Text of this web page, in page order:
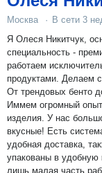
Москва · В сети 3
Я Олеся Никитчук,
специальность -
работаем
продуктами. Делаем
От трендовых бенто
Иммем огромный
изделия. У нас
вкусные! Есть
удобная доставка,
упакованы в удобную
лишь малая часть